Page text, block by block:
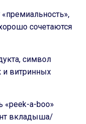
сочетаются
символ
и витринных
«peek-a-boo»
вкладыша/